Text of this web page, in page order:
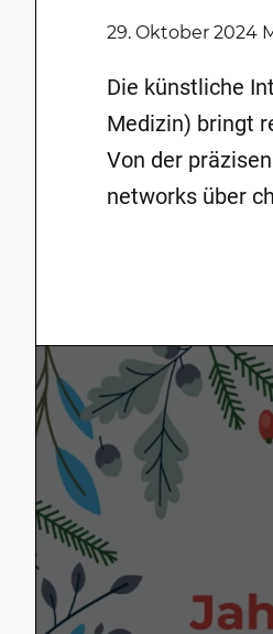
29. Oktober 2024
Die künstliche
Medizin) bringt
Von der
networks über